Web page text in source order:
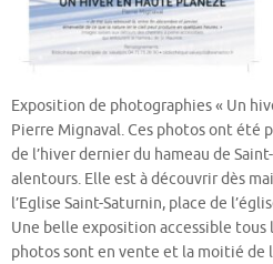
Exposition de photographies « Un
Pierre Mignaval. Ces photos ont été
de l’hiver dernier du hameau de
alentours. Elle est à découvrir dès
l’Eglise Saint-Saturnin, place de
Une belle exposition accessible tous
photos sont en vente et la moitié de